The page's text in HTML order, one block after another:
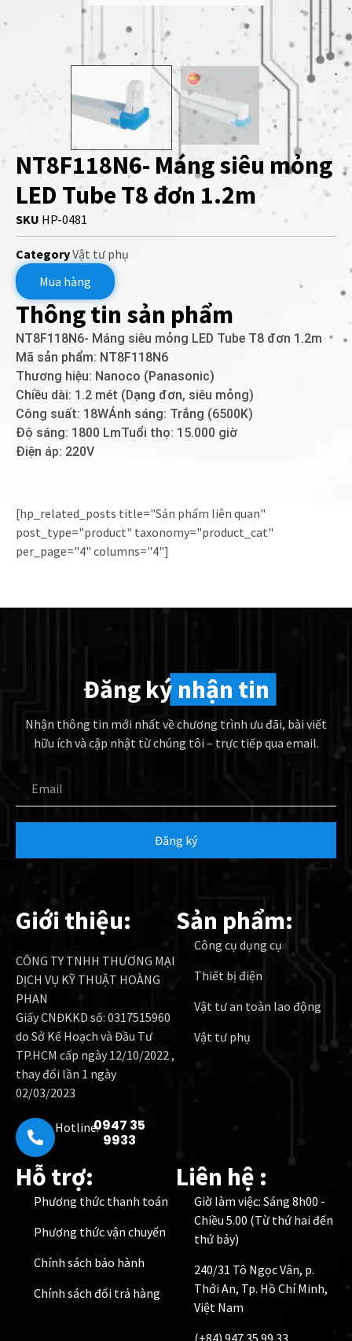
NT8F118N6- Máng siêu mỏng
LED Tube T8 đơn 1.2m
SKU HP-0481
CategoryVật tư phụ
Mua hàng
Thông tin sản phẩm
NT8F118N6- Máng siêu mỏng LED Tube T8 đơn 1.2m
Mã sản phẩm: NT8F118N6
Thương hiệu: Nanoco (Panasonic)
Chiều dài: 1.2 mét (Dạng đơn, siêu mỏng)
Công suất: 18WÁnh sáng: Trắng (6500K)
Độ sáng: 1800 LmTuổi thọ: 15.000 giờ
Điện áp: 220V
[hp_related_posts title="Sản phẩm liên quan"
post_type="product" taxonomy="product_cat"
per_page="4" columns="4"]
Đăng ký nhận tin
Nhận thông tin mới nhất về chương trình ưu đãi, bài viết
hữu ích và cập nhật từ chúng tôi – trực tiếp qua email.
Đăng ký
Giới thiệu:
CÔNG TY TNHH THƯƠNG MẠI
DỊCH VỤ KỸ THUẬT HOÀNG
PHAN
Giấy CNĐKKD số: 0317515960
do Sở Kế Hoạch và Đầu Tư
TP.HCM cấp ngày 12/10/2022 ,
thay đổi lần 1 ngày
02/03/2023
Hotline:0947 35
9933
Sản phẩm:
Công cụ dụng cụ
Thiết bị điện
Vật tư an toàn lao động
Vật tư phụ
Hỗ trợ:
Phương thức thanh toán
Phương thức vận chuyển
Chính sách bảo hành
Chính sách đổi trả hàng
Liên hệ :
Giờ làm việc: Sáng 8h00 -
Chiều 5.00 (Từ thứ hai đến
thứ bảy)
240/31 Tô Ngọc Vân, p.
Thới An, Tp. Hồ Chí Minh,
Việt Nam